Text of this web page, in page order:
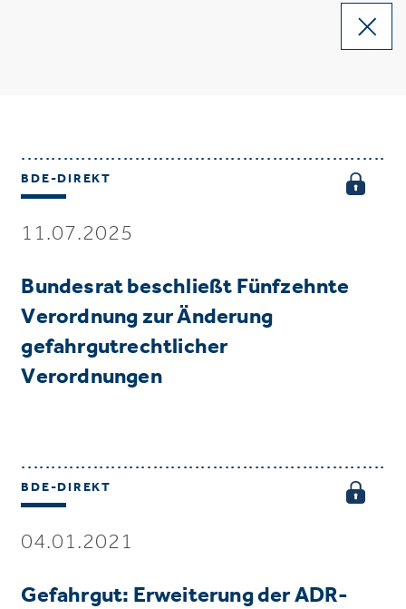
BDE-DIREKT
11.07.2025
Bundesrat beschließt Fünfzehnte
Verordnung zur Änderung
gefahrgutrechtlicher
Verordnungen
BDE-DIREKT
04.01.2021
Gefahrgut: Erweiterung der ADR-